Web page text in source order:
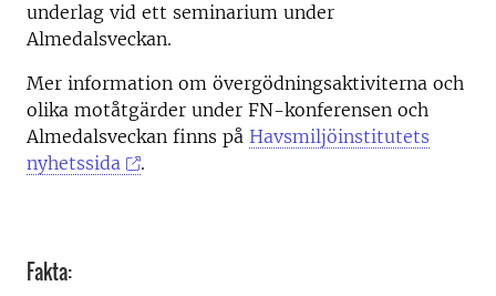
underlag vid ett seminarium under
Almedalsveckan.
Mer information om övergödningsaktiviterna och
olika motåtgärder under FN-konferensen och
Almedalsveckan finns på Havsmiljöinstitutets
nyhetssida
.
Fakta: